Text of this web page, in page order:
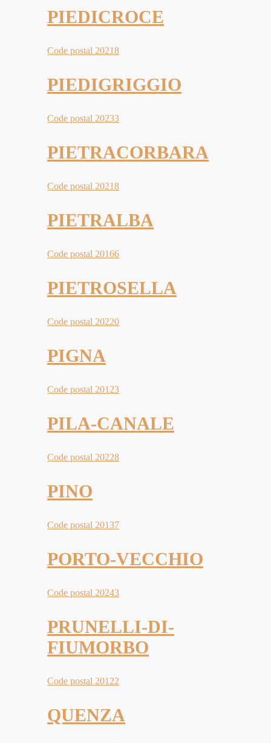
PIEDICROCE
Code postal 20218
PIEDIGRIGGIO
Code postal 20233
PIETRACORBARA
Code postal 20218
PIETRALBA
Code postal 20166
PIETROSELLA
Code postal 20220
PIGNA
Code postal 20123
PILA-CANALE
Code postal 20228
PINO
Code postal 20137
PORTO-VECCHIO
Code postal 20243
PRUNELLI-DI-
FIUMORBO
Code postal 20122
QUENZA